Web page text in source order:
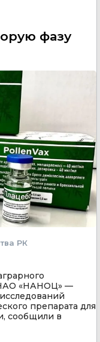
фазу
РК
НАО «НАНОЦ» —
препарата для
сообщили в